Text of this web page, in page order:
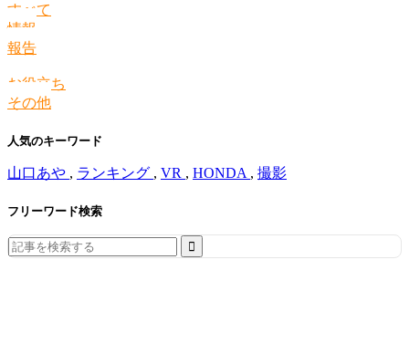
すべて
情報
報告
お役立ち
その他
人気のキーワード
山口あや , ランキング , VR , HONDA , 撮影
フリーワード検索
Search
for: